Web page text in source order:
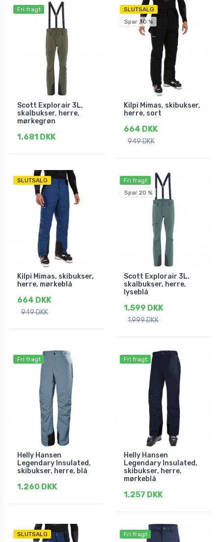
Fri fragt
Scott Explorair 3L,
skalbukser, herre,
mørkegrøn
1.681 DKK
SLUTSALG
Spar 30 %
Kilpi Mimas, skibukser,
herre, sort
664 DKK
949 DKK
SLUTSALG
Kilpi Mimas, skibukser,
herre, mørkeblå
664 DKK
949 DKK
Fri fragt
Spar 20 %
Scott Explorair 3L,
skalbukser, herre,
lyseblå
1.599 DKK
1.999 DKK
Fri fragt
Helly Hansen
Legendary Insulated,
skibukser, herre, blå
1.260 DKK
Fri fragt
Helly Hansen
Legendary Insulated,
skibukser, herre,
mørkeblå
1.257 DKK
SLUTSALG
Fri fragt